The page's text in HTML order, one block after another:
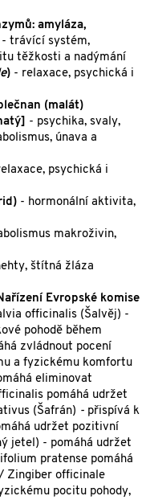
amyláza,
- trávící systém,
těžkosti a nadýmání
) - relaxace, psychická i
(malát)
- psychika, svaly,
únava a
psychická i
- hormonální aktivita,
makroživin,
štítná žláza
Evropské komise
officinalis (Šalvěj) -
pohodě během
zvládnout pocení
a fyzickému komfortu
eliminovat
pomáhá udržet
(Šafrán) - přispívá k
udržet pozitivní
jetel) - pomáhá udržet
pratense pomáhá
Zingiber officinale
pocitu pohody,